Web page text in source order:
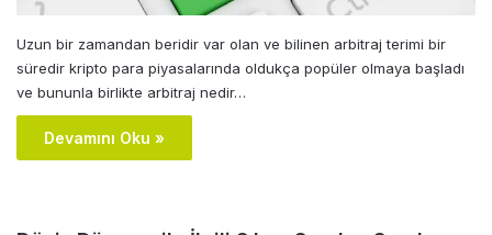
Uzun bir zamandan beridir var olan ve bilinen arbitraj terimi bir
süredir kripto para piyasalarında oldukça popüler olmaya başladı
ve bununla birlikte arbitraj nedir…
Devamını Oku »